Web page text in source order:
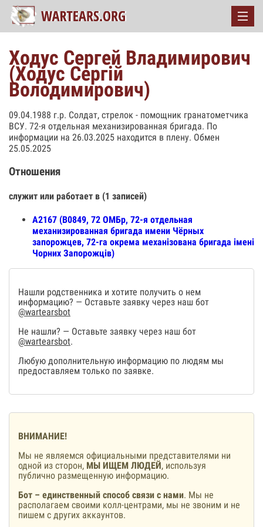
Ходус Сергей Владимирович
(Ходус Сергій
Володимирович)
09.04.1988 г.р. Солдат, стрелок - помощник гранатометчика
ВСУ. 72-я отдельная механизированная бригада. По
информации на 26.03.2025 находится в плену. Обмен
25.05.2025
Отношения
служит или работает в (1 записей)
А2167 (В0849, 72 ОМБр, 72-я отдельная
механизированная бригада имени Чёрных
запорожцев, 72-га окрема механізована бригада імені
Чорних Запорожців)
Нашли родственника и хотите получить о нем
информацию? — Оставьте заявку через наш бот
@wartearsbot
Не нашли? — Оставьте заявку через наш бот
@wartearsbot.
Любую дополнительную информацию по людям мы
предоставляем только по заявке.
ВНИМАНИЕ!
Мы не являемся официальными представителями ни
одной из сторон, МЫ ИЩЕМ ЛЮДЕЙ, используя
публично размещенную информацию.
Бот – единственный способ связи с нами. Мы не
располагаем своими колл-центрами, мы не звоним и не
пишем с других аккаунтов.